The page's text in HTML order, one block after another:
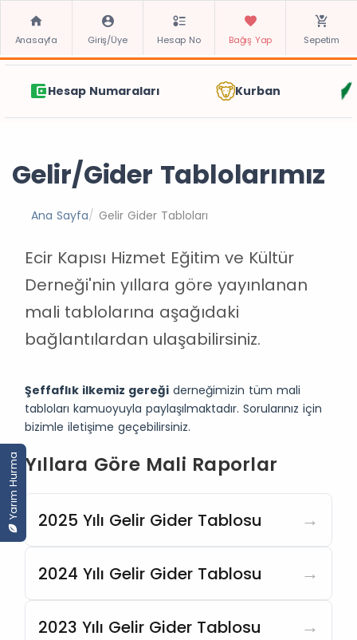
Anasayfa Giriş/Üye Hesap No Bağış Yap Sepetim
Yarım Hurma
Hesap Numaraları Kurban
Gelir/Gider Tablolarımız
Ana Sayfa Gelir Gider Tabloları
Ecir Kapısı Hizmet Eğitim ve Kültür
Derneği'nin yıllara göre yayınlanan
mali tablolarına aşağıdaki
bağlantılardan ulaşabilirsiniz.
Şeffaflık ilkemiz gereği derneğimizin tüm mali
tabloları kamuoyuyla paylaşılmaktadır. Sorularınız için
bizimle iletişime geçebilirsiniz.
Yıllara Göre Mali Raporlar
2025 Yılı Gelir Gider Tablosu →
2024 Yılı Gelir Gider Tablosu →
2023 Yılı Gelir Gider Tablosu →